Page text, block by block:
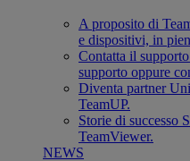
A proposito di
e dispositivi, in
Contatta il supporto
supporto oppure
Diventa partner
TeamUP.
Storie di successo
TeamViewer.
NEWS